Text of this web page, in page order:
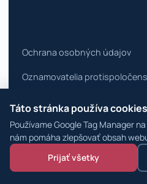
Táto stránka používa cookies
Používame Google Tag Manager
nám pomáha zlepšovať obsah
Prijať všetky
Ochrana osobných údajov
Oznamovatelia
Vyhlásenie o prístupnosti
Zmeniť nastavenia cookies
© 2026 Poliklinika Tehelná ·